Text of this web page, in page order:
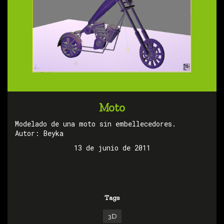
Moto
Modelado de una moto sin embellecedores.
Autor: Beyka
13 de junio de 2011
Tags
3D